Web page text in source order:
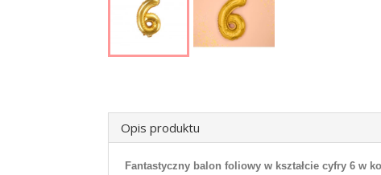
Opis produktu
Fantastyczny balon foliowy w kształcie cyfry 6 w